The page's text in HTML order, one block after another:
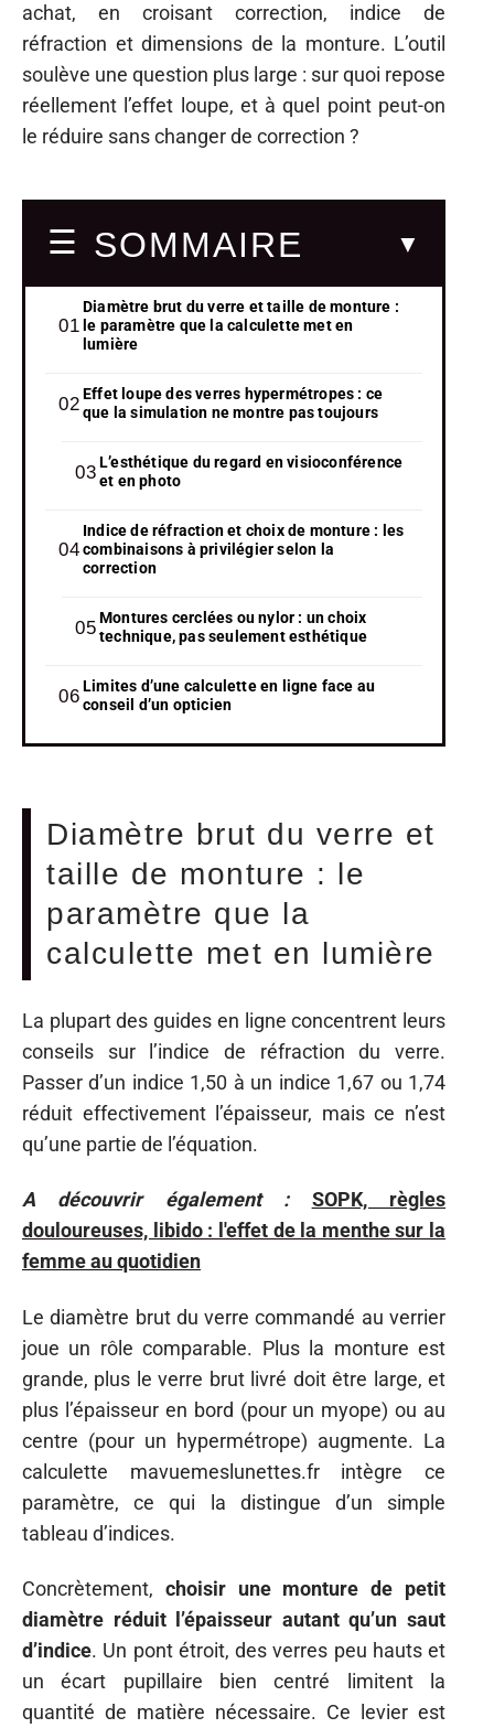
achat, en croisant correction, indice de
réfraction et dimensions de la monture. L’outil
soulève une question plus large : sur quoi repose
réellement l’effet loupe, et à quel point peut-on
le réduire sans changer de correction ?
SOMMAIRE
Diamètre brut du verre et taille de monture :
le paramètre que la calculette met en
lumière
Effet loupe des verres hypermétropes : ce
que la simulation ne montre pas toujours
L’esthétique du regard en visioconférence
et en photo
Indice de réfraction et choix de monture : les
combinaisons à privilégier selon la
correction
Montures cerclées ou nylor : un choix
technique, pas seulement esthétique
Limites d’une calculette en ligne face au
conseil d’un opticien
Diamètre brut du verre et
taille de monture : le
paramètre que la
calculette met en lumière
La plupart des guides en ligne concentrent leurs
conseils sur l’indice de réfraction du verre.
Passer d’un indice 1,50 à un indice 1,67 ou 1,74
réduit effectivement l’épaisseur, mais ce n’est
qu’une partie de l’équation.
A découvrir également :
SOPK, règles
douloureuses, libido : l'effet de la menthe sur la
femme au quotidien
Le diamètre brut du verre commandé au verrier
joue un rôle comparable. Plus la monture est
grande, plus le verre brut livré doit être large, et
plus l’épaisseur en bord (pour un myope) ou au
centre (pour un hypermétrope) augmente. La
calculette mavuemeslunettes.fr intègre ce
paramètre, ce qui la distingue d’un simple
tableau d’indices.
Concrètement, choisir une monture de petit
diamètre réduit l’épaisseur autant qu’un saut
d’indice. Un pont étroit, des verres peu hauts et
un écart pupillaire bien centré limitent la
quantité de matière nécessaire. Ce levier est